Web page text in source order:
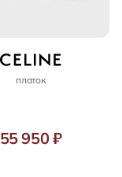
платок
55 950 ₽